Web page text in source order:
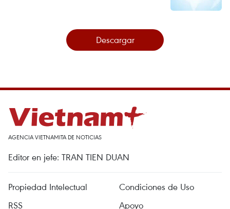
Descargar
AGENCIA VIETNAMITA DE NOTICIAS
Editor en jefe: TRAN TIEN DUAN
Propiedad Intelectual
Condiciones de Uso
RSS
Apoyo